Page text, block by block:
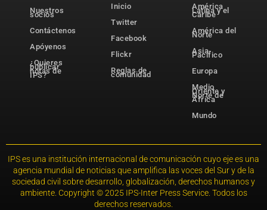
Nuestros
socios
Contáctenos
Apóyenos
¿Quieres
publicar
notas de
IPS?
Inicio
Twitter
Facebook
Flickr
Reglas de
comunidad
América
Latina y el
Caribe
América del
Norte
Asia-
Pacífico
Europa
Medio
Oriente y
Norte de
África
Mundo
IPS es una institución internacional de comunicación cuyo eje es una
agencia mundial de noticias que amplifica las voces del Sur y de la
sociedad civil sobre desarrollo, globalización, derechos humanos y
ambiente. Copyright © 2025 IPS-Inter Press Service. Todos los
derechos reservados.